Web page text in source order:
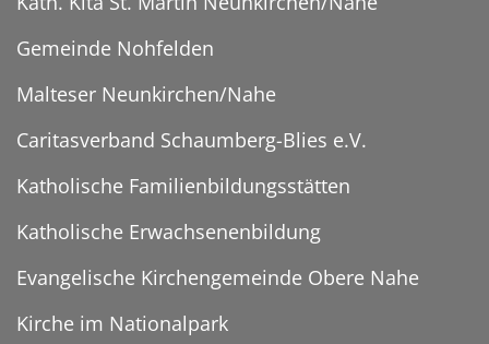
Gemeinde Nohfelden
Malteser Neunkirchen/Nahe
Caritasverband Schaumberg-Blies e.V.
Katholische Familienbildungsstätten
Katholische Erwachsenenbildung
Evangelische Kirchengemeinde Obere Nahe
Kirche im Nationalpark